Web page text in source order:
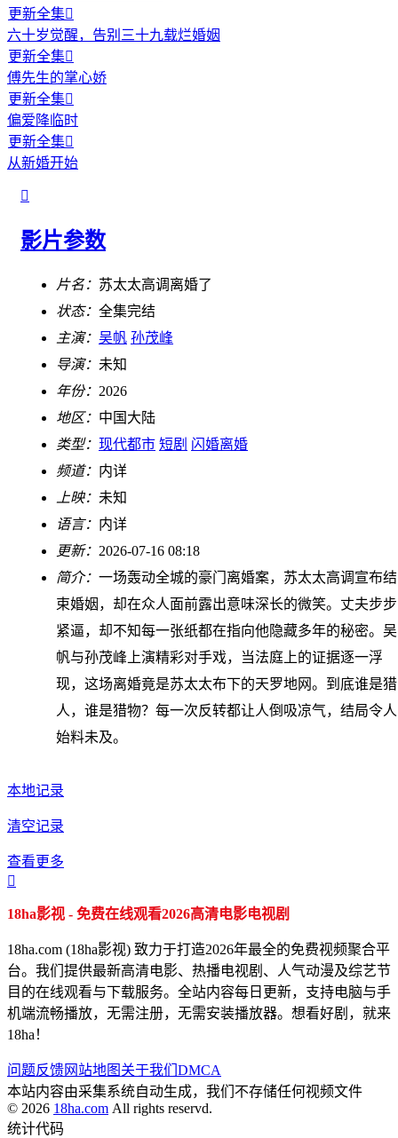
更新全集
六十岁觉醒，告别三十九载烂婚姻
更新全集
傅先生的掌心娇
更新全集
偏爱降临时
更新全集
从新婚开始

影片参数
片名： 苏太太高调离婚了
状态： 全集完结
主演： 吴帆 孙茂峰
导演： 未知
年份： 2026
地区： 中国大陆
类型： 现代都市 短剧 闪婚离婚
频道： 内详
上映： 未知
语言： 内详
更新： 2026-07-16 08:18
简介： 一场轰动全城的豪门离婚案，苏太太高调宣布结
束婚姻，却在众人面前露出意味深长的微笑。丈夫步步
紧逼，却不知每一张纸都在指向他隐藏多年的秘密。吴
帆与孙茂峰上演精彩对手戏，当法庭上的证据逐一浮
现，这场离婚竟是苏太太布下的天罗地网。到底谁是猎
人，谁是猎物？每一次反转都让人倒吸凉气，结局令人
始料未及。
本地记录
清空记录
查看更多

18ha影视 - 免费在线观看2026高清电影电视剧
18ha.com (18ha影视) 致力于打造2026年最全的免费视频聚合平
台。我们提供最新高清电影、热播电视剧、人气动漫及综艺节
目的在线观看与下载服务。全站内容每日更新，支持电脑与手
机端流畅播放，无需注册，无需安装播放器。想看好剧，就来
18ha！
问题反馈网站地图 关于我们 DMCA
本站内容由采集系统自动生成，我们不存储任何视频文件
© 2026 18ha.com All rights reservd.
统计代码